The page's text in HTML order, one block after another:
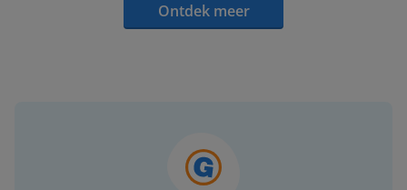
Ontdek meer